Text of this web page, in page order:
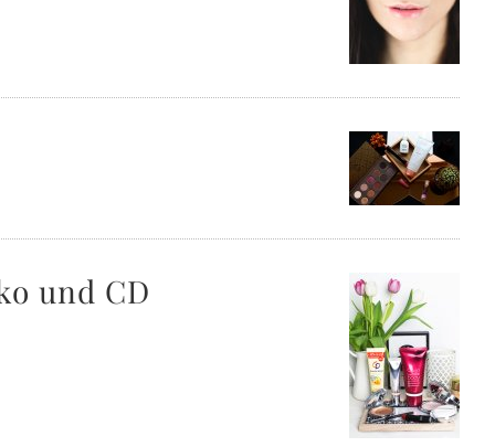
und CD